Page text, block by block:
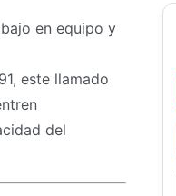
en equipo y
este llamado
del